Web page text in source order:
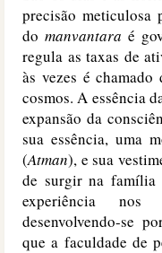
precisão meticulosa
domanvantara é
regula as taxas de
às vezes é
cosmos. A essência
expansão da
sua essência, uma
(Atman), e sua
de surgir na família
experiência
desenvolvendo-se
que a faculdade de